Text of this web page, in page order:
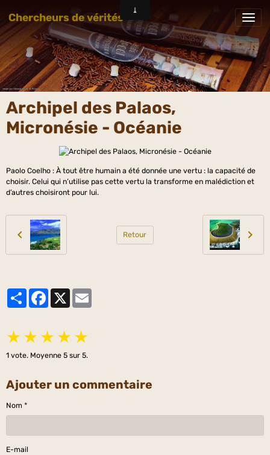
Chercheurs de vérités
Archipel des Palaos,
Micronésie - Océanie
Paolo Coelho : À tout être humain a été donnée une vertu : la capacité de
choisir. Celui qui n’utilise pas cette vertu la transforme en malédiction et
d’autres choisiront pour lui.
Retour
PartagerFacebook
★ ★ ★ ★ ★
1 vote. Moyenne 5 sur 5.
Ajouter un commentaire
Nom
E-mail